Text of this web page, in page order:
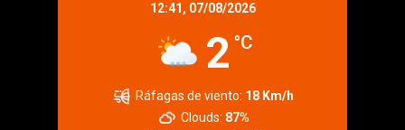
12:41, 07/08/2026
2 °C
Ráfagas de viento: 18 Km/h
Clouds: 87%